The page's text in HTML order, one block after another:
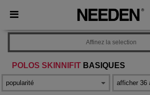
× Appli Needen
Meilleurs prix sur l’app !
POLOS SKINNIFIT BASIQUES
Affinez la selection